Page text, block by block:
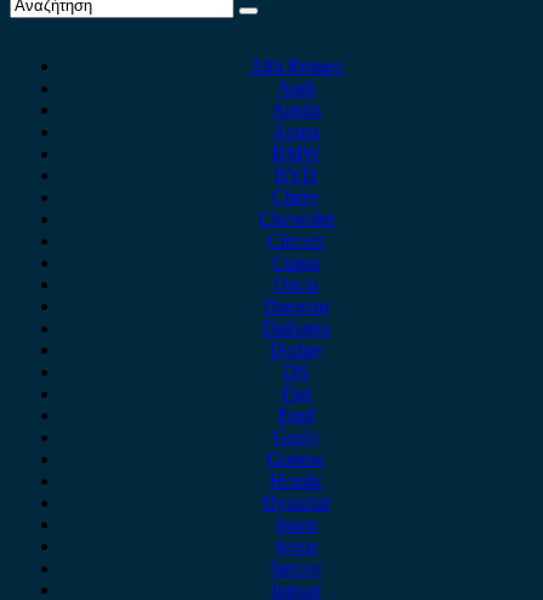
Alfa Romeo
Audi
Austin
Acura
BMW
BYD
Chery
Chevrolet
Citroen
Cupra
Dacia
Daewoo
Daihatsu
Dodge
DS
Fiat
Ford
Geely
Gonow
Honda
Hyundai
Isuzu
iveco
Jaecoo
Jaguar